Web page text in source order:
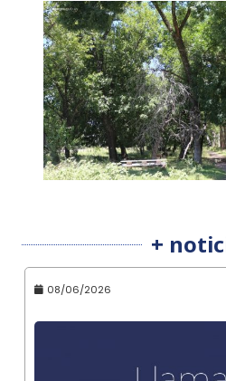
+
08/06/2026